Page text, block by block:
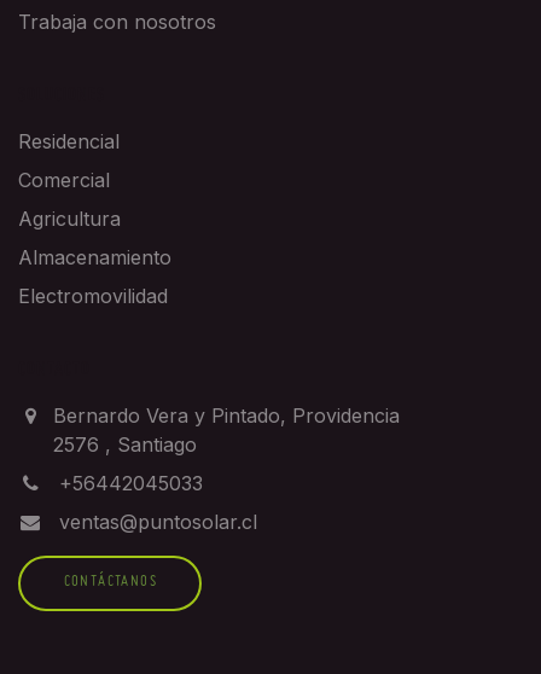
Trabaja con nosotros
Residencial
Comercial
Agricultura
Almacenamiento
Electromovilidad
Bernardo Vera y Pintado, Providencia
2576 , Santiago
+56442045033
ventas@puntosolar.cl
CONTÁCTANOS